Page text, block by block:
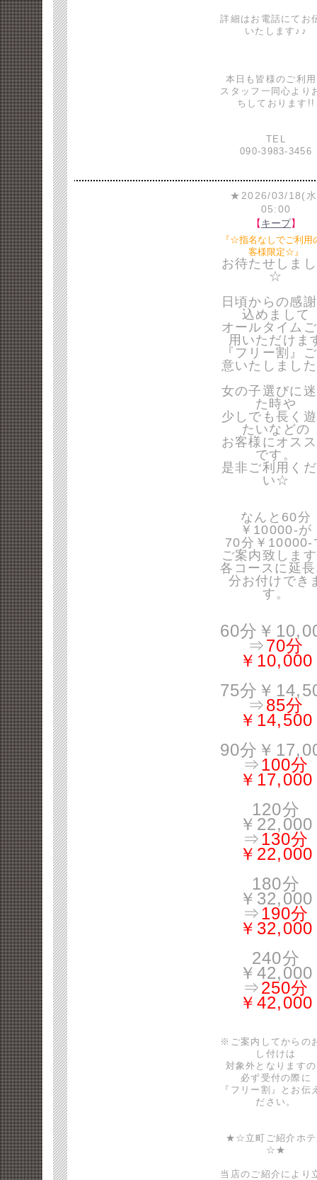
詳細はお電話にてお
いたします♪♪
本日も皆様のご利
スタッフ一同心より
ちしております!!
TEL
090-3983-3456
★2026/03/18(
05:00
【キープ】
『☆指名なしでご利用
客様限定☆』
お待たせしま
☆
日頃からの感
込めまして
オールタイム
用いただけま
『フリー割』
意いたしまし
女の子選びに
た時や
少しでも長く
たいなどの
お客様にオス
です。
是非ご利用く
い☆
なんと60分
￥10000-が
70分￥10000-
ご案内致しま
各コースに延
分お付けでき
す。
60分￥
⇒70分
￥10,000
75分￥
⇒85分
￥14,500
90分￥
⇒100分
￥17,000
120分
￥22,000
⇒130分
￥22,000
180分
￥32,000
⇒190分
￥32,000
240分
￥42,000
⇒250分
￥42,000
※ご案内してからの
し付けは
対象外となります
必ず受付の際に
『フリー割』とお伝
ださい。
★☆立町ご紹介ホ
☆★
当店のご紹介により